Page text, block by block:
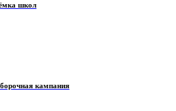
школ
кампания